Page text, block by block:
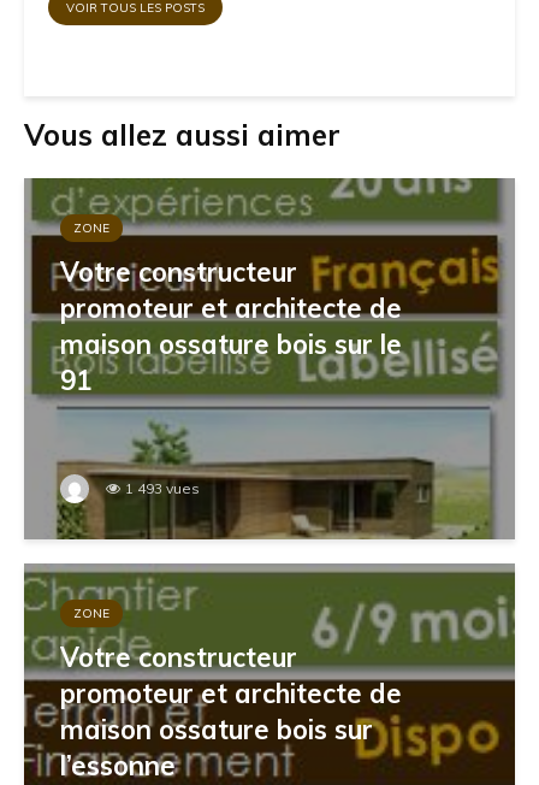
VOIR TOUS LES POSTS
Vous allez aussi aimer
ZONE
Votre constructeur
promoteur et architecte de
maison ossature bois sur le
91
1 493 vues
ZONE
Votre constructeur
promoteur et architecte de
maison ossature bois sur
l’essonne